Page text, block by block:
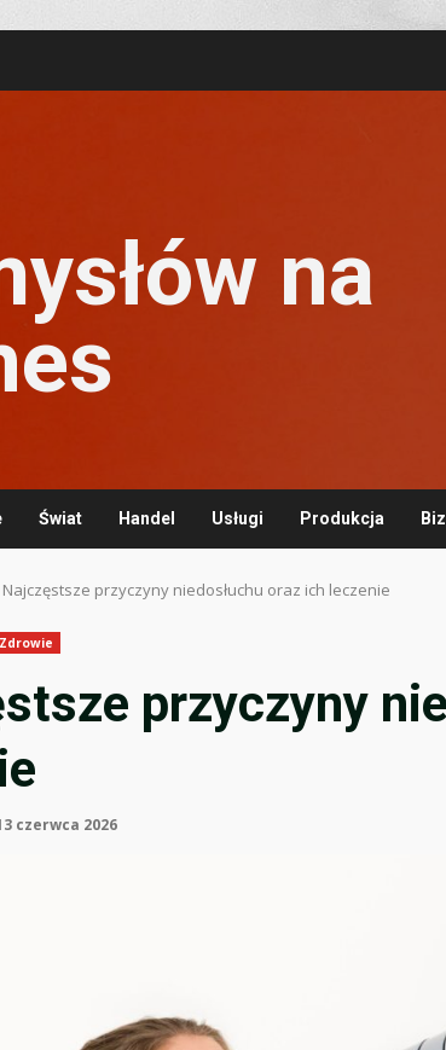
na
Świat Handel Usługi Produkcja
Najczęstsze przyczyny niedosłuchu oraz ich leczenie
Zdrowie
przyczyny
czerwca 2026